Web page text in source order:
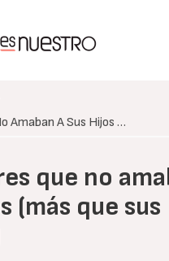
Amaban A Sus Hijos …
que no
(más que sus